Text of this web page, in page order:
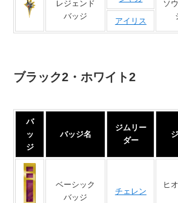
レジェンド
バッジ
ソ
アイリス
ブラック2・ホワイト2
バ
ッ
ジ
バッジ名
ジムリー
ダー
ベーシック
バッジ
チェレン
ヒ